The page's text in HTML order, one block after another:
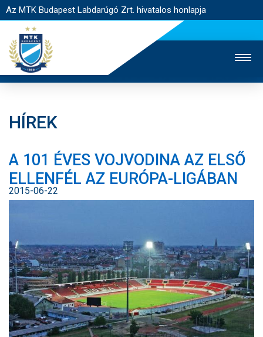
Az MTK Budapest Labdarúgó Zrt. hivatalos honlapja
JEGYÉRTÉKESÍTÉS
WEBSHOP
STADION
EGYESÜLET
KAPCSOLAT
HÍREK
CSAPATOK
MÉRKŐZÉSEK
KLUB
GALÉRIA
HÍREK
A 101 ÉVES VOJVODINA AZ ELSŐ
ELLENFÉL AZ EURÓPA-LIGÁBAN
2015-06-22